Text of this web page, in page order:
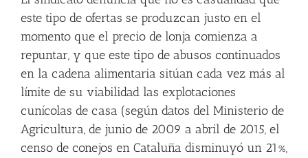
este tipo de ofertas se produzcan justo en el
momento que el precio de lonja comienza a
repuntar, y que este tipo de abusos continuados
en la cadena alimentaria sitúan cada vez más al
límite de su viabilidad las explotaciones
cunícolas de casa (según datos del Ministerio de
Agricultura, de junio de 2009 a abril de 2015, el
censo de conejos en Cataluña disminuyó un 21%,